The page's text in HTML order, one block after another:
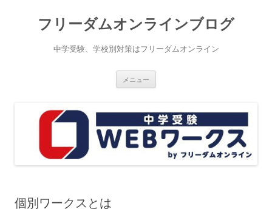
フリーダムオンラインブログ
中学受験、学校別対策はフリーダムオンライン
メニュー
個別ワークスとは